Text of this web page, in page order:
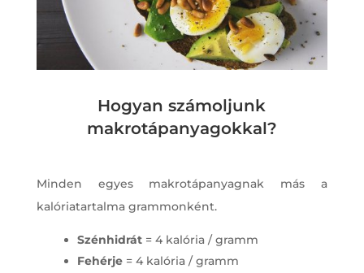
Hogyan számoljunk
makrotápanyagokkal?
Minden egyes makrotápanyagnak más a
kalóriatartalma grammonként.
Szénhidrát= 4 kalória / gramm
Fehérje= 4 kalória / gramm